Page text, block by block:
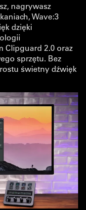
nagrywasz
Wave:3
dzięki
Clipguard 2.0 oraz
sprzętu. Bez
świetny dźwięk